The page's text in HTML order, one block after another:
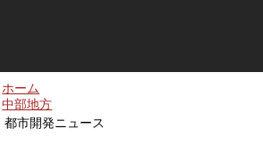
ホーム
中部地方
都市開発ニュース